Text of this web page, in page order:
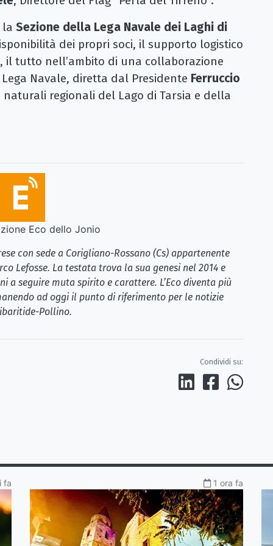
la Sezione della Lega Navale dei Laghi di
dei propri soci, il supporto logistico
il tutto nell’ambito di una collaborazione
Navale, diretta dal Presidente Ferruccio
naturali regionali del Lago di Tarsia e della
Eco dello Jonio
con sede a Corigliano-Rossano (Cs) appartenente
Lefosse. La testata trova la sua genesi nel 2014 e
a seguire muta spirito e carattere. L’Eco diventa più
ad oggi il punto di riferimento per le notizie
Pollino.
Condividi su:
fa 1 ora fa